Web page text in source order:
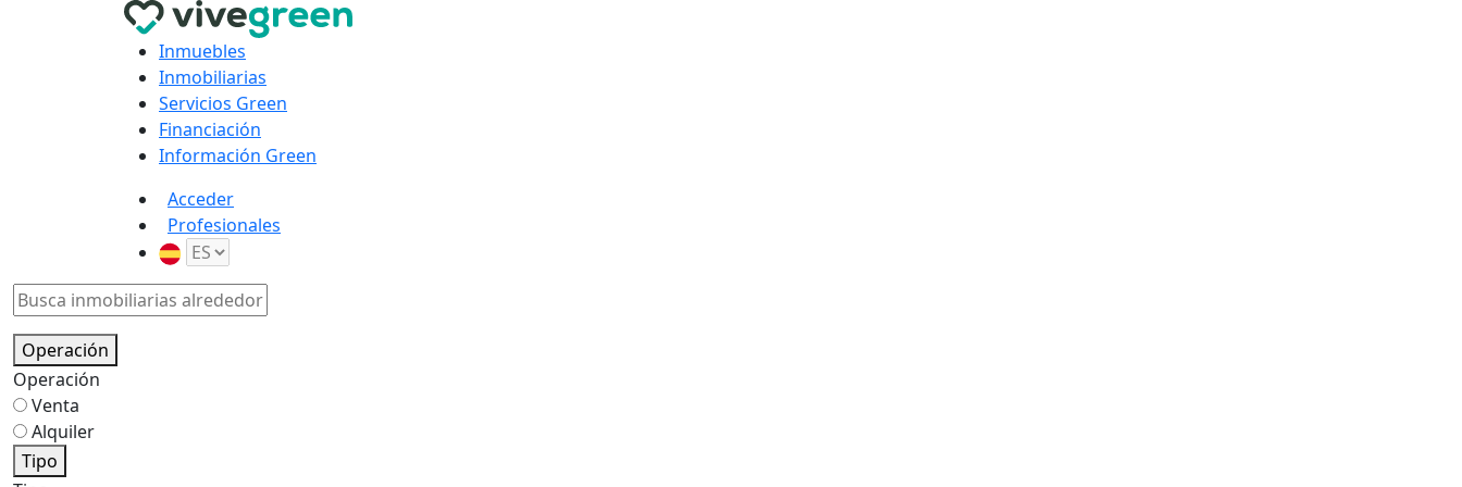
Inmuebles
Inmobiliarias
Servicios Green
Financiación
Información Green
Acceder
Profesionales
Operación
Operación
Venta
Alquiler
Tipo